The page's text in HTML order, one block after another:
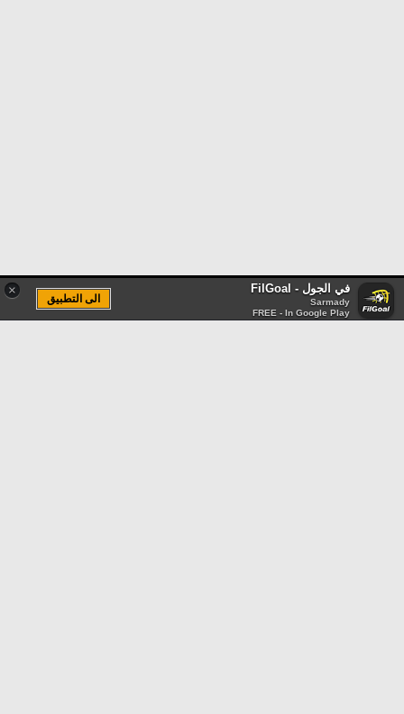
× في الجول - FilGoal
Sarmady
FREE - In Google Play
الى التطبيق